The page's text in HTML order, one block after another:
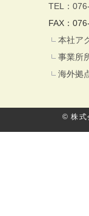
TEL：
FAX：
本社ア
事業所
海外拠
© 株式